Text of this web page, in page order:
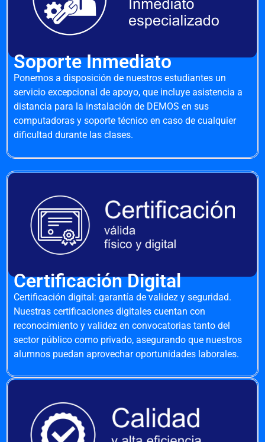
Soporte Inmediato
Ponemos a disposición de nuestros estudiantes un
servicio excepcional de apoyo, que incluye asistencia a
distancia para la instalación de DEMOS en sus
computadoras y soporte técnico en caso de cualquier
dificultad durante las clases.
Certificación Digital
Certificación digital: garantía de validez y seguridad.
Nuestras certificaciones digitales cuentan con
reconocimiento y validez en convocatorias tanto del
sector público como privado, asegurando que nuestros
alumnos puedan aprovechar oportunidades laborales.